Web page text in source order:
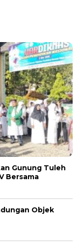
Gunung Tuleh
Bersama
Objek